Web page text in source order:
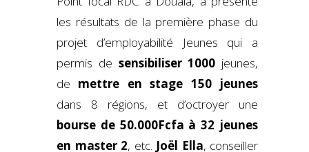
les résultats de la première phase du
projet d’employabilité Jeunes qui a
permis de sensibiliser 1000 jeunes,
de mettre en stage 150 jeunes
dans 8 régions, et d’octroyer une
bourse de 50.000Fcfa à 32 jeunes
en master 2, etc. Joël Ella, conseiller